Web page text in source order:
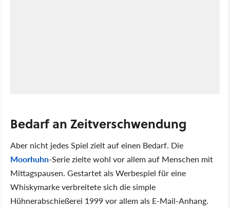
Bedarf an Zeitverschwendung
Aber nicht jedes Spiel zielt auf einen Bedarf. Die
Moorhuhn-Serie zielte wohl vor allem auf Menschen mit
Mittagspausen. Gestartet als Werbespiel für eine
Whiskymarke verbreitete sich die simple
Hühnerabschießerei 1999 vor allem als E-Mail-Anhang.